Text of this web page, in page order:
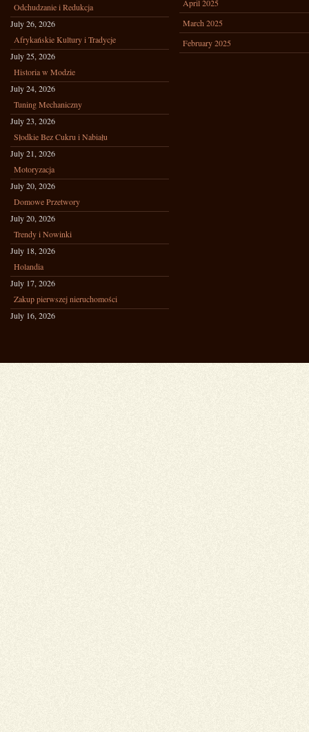
Odchudzanie i Redukcja
July 26, 2026
Afrykańskie Kultury i Tradycje
July 25, 2026
Historia w Modzie
July 24, 2026
Tuning Mechaniczny
July 23, 2026
Słodkie Bez Cukru i Nabiału
July 21, 2026
Motoryzacja
July 20, 2026
Domowe Przetwory
July 20, 2026
Trendy i Nowinki
July 18, 2026
Holandia
July 17, 2026
Zakup pierwszej nieruchomości
July 16, 2026
April 2025
March 2025
February 2025